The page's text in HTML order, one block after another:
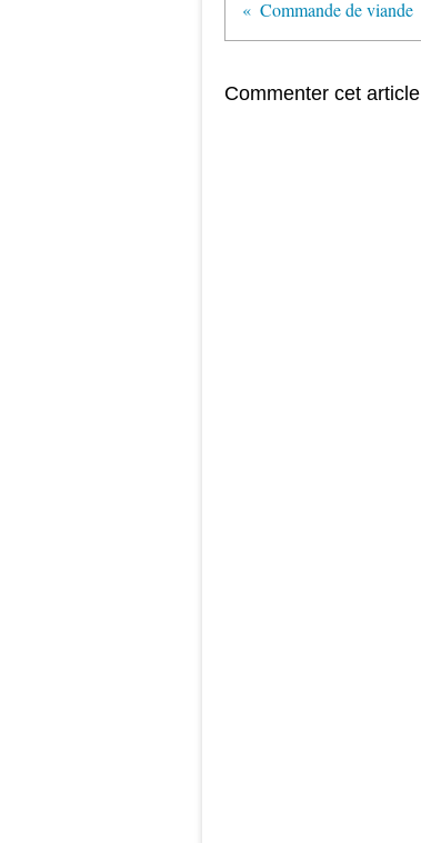
Commande de viande
Commenter cet article